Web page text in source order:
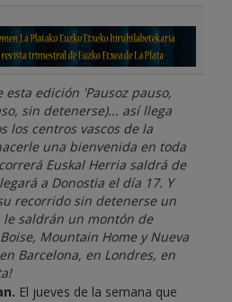
esta edición 'Pausoz pauso,
sin detenerse)... así llega
los centros vascos de la
una bienvenida en toda
Euskal Herria saldrá de
a Donostia el día 17. Y
recorrido sin detenerse un
saldrán un montón de
Mountain Home y Nueva
Barcelona, en Londres, en
El jueves de la semana que